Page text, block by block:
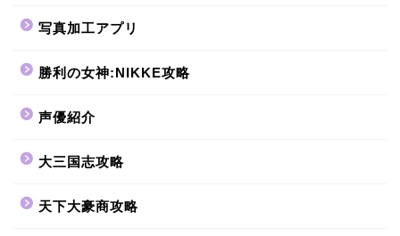
写真加工アプリ
勝利の女神:NIKKE攻略
声優紹介
大三国志攻略
天下大豪商攻略